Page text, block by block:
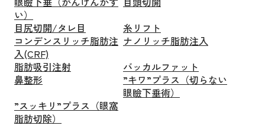
い）
目尻切開/タレ目
糸リフト
コンデンスリッチ脂肪注
入(CRF)
ナノリッチ脂肪注入
脂肪吸引注射
バッカルファット
鼻整形
”キワ”プラス（切らない
眼瞼下垂術）
”スッキリ”プラス（眼窩
脂肪切除）